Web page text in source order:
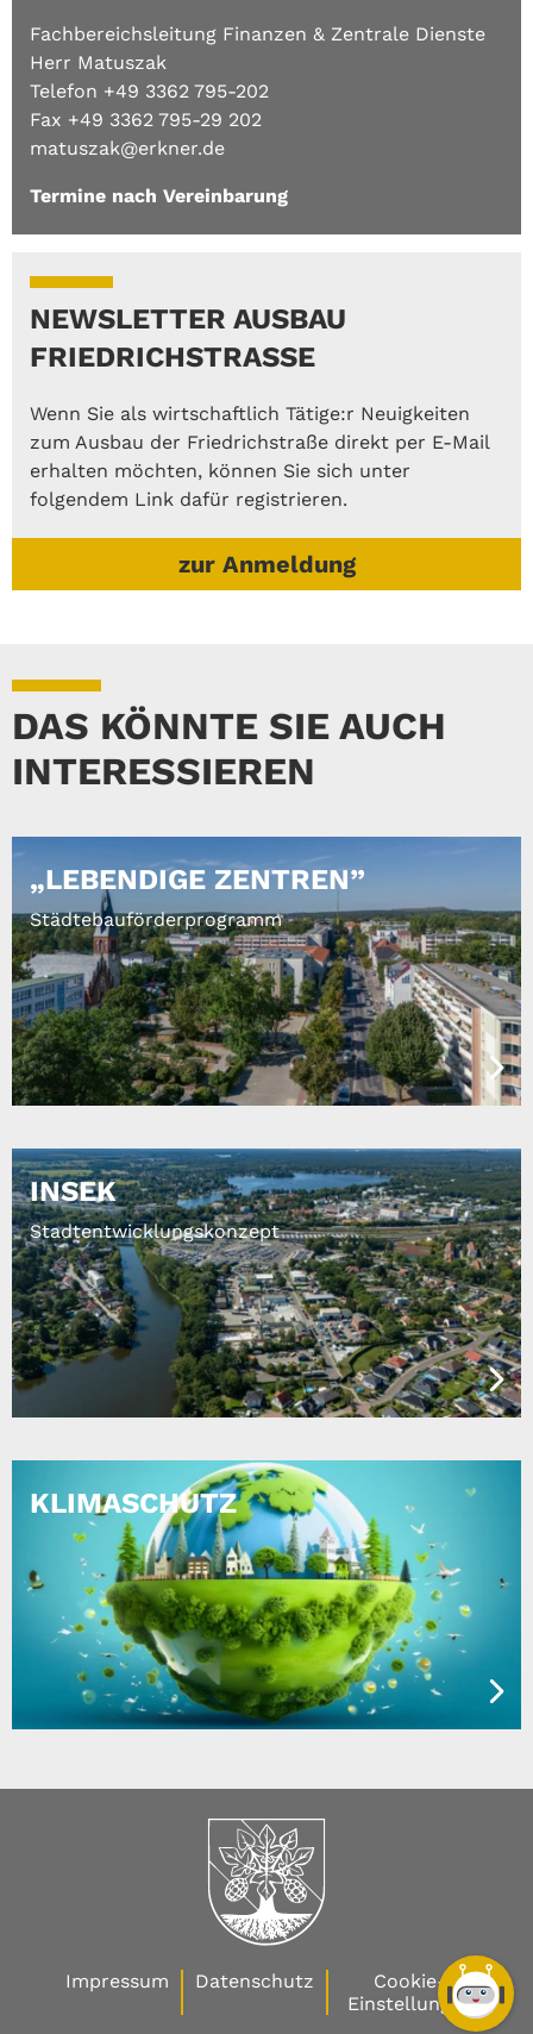
Fachbereichsleitung Finanzen & Zentrale Dienste
Herr Matuszak
Telefon +49 3362 795-202
Fax +49 3362 795-29 202
matuszak@erkner.de
Termine nach Vereinbarung
NEWSLETTER AUSBAU
FRIEDRICHSTRASSE
Wenn Sie als wirtschaftlich Tätige:r Neuigkeiten
zum Ausbau der Friedrichstraße direkt per E-Mail
erhalten möchten, können Sie sich unter
folgendem Link dafür registrieren.
zur Anmeldung
DAS KÖNNTE SIE AUCH
INTERESSIEREN
„LEBENDIGE ZENTREN”
Städtebauförderprogramm
INSEK
Stadtentwicklungskonzept
KLIMASCHUTZ
Impressum Datenschutz
Cookie-
Einstellungen